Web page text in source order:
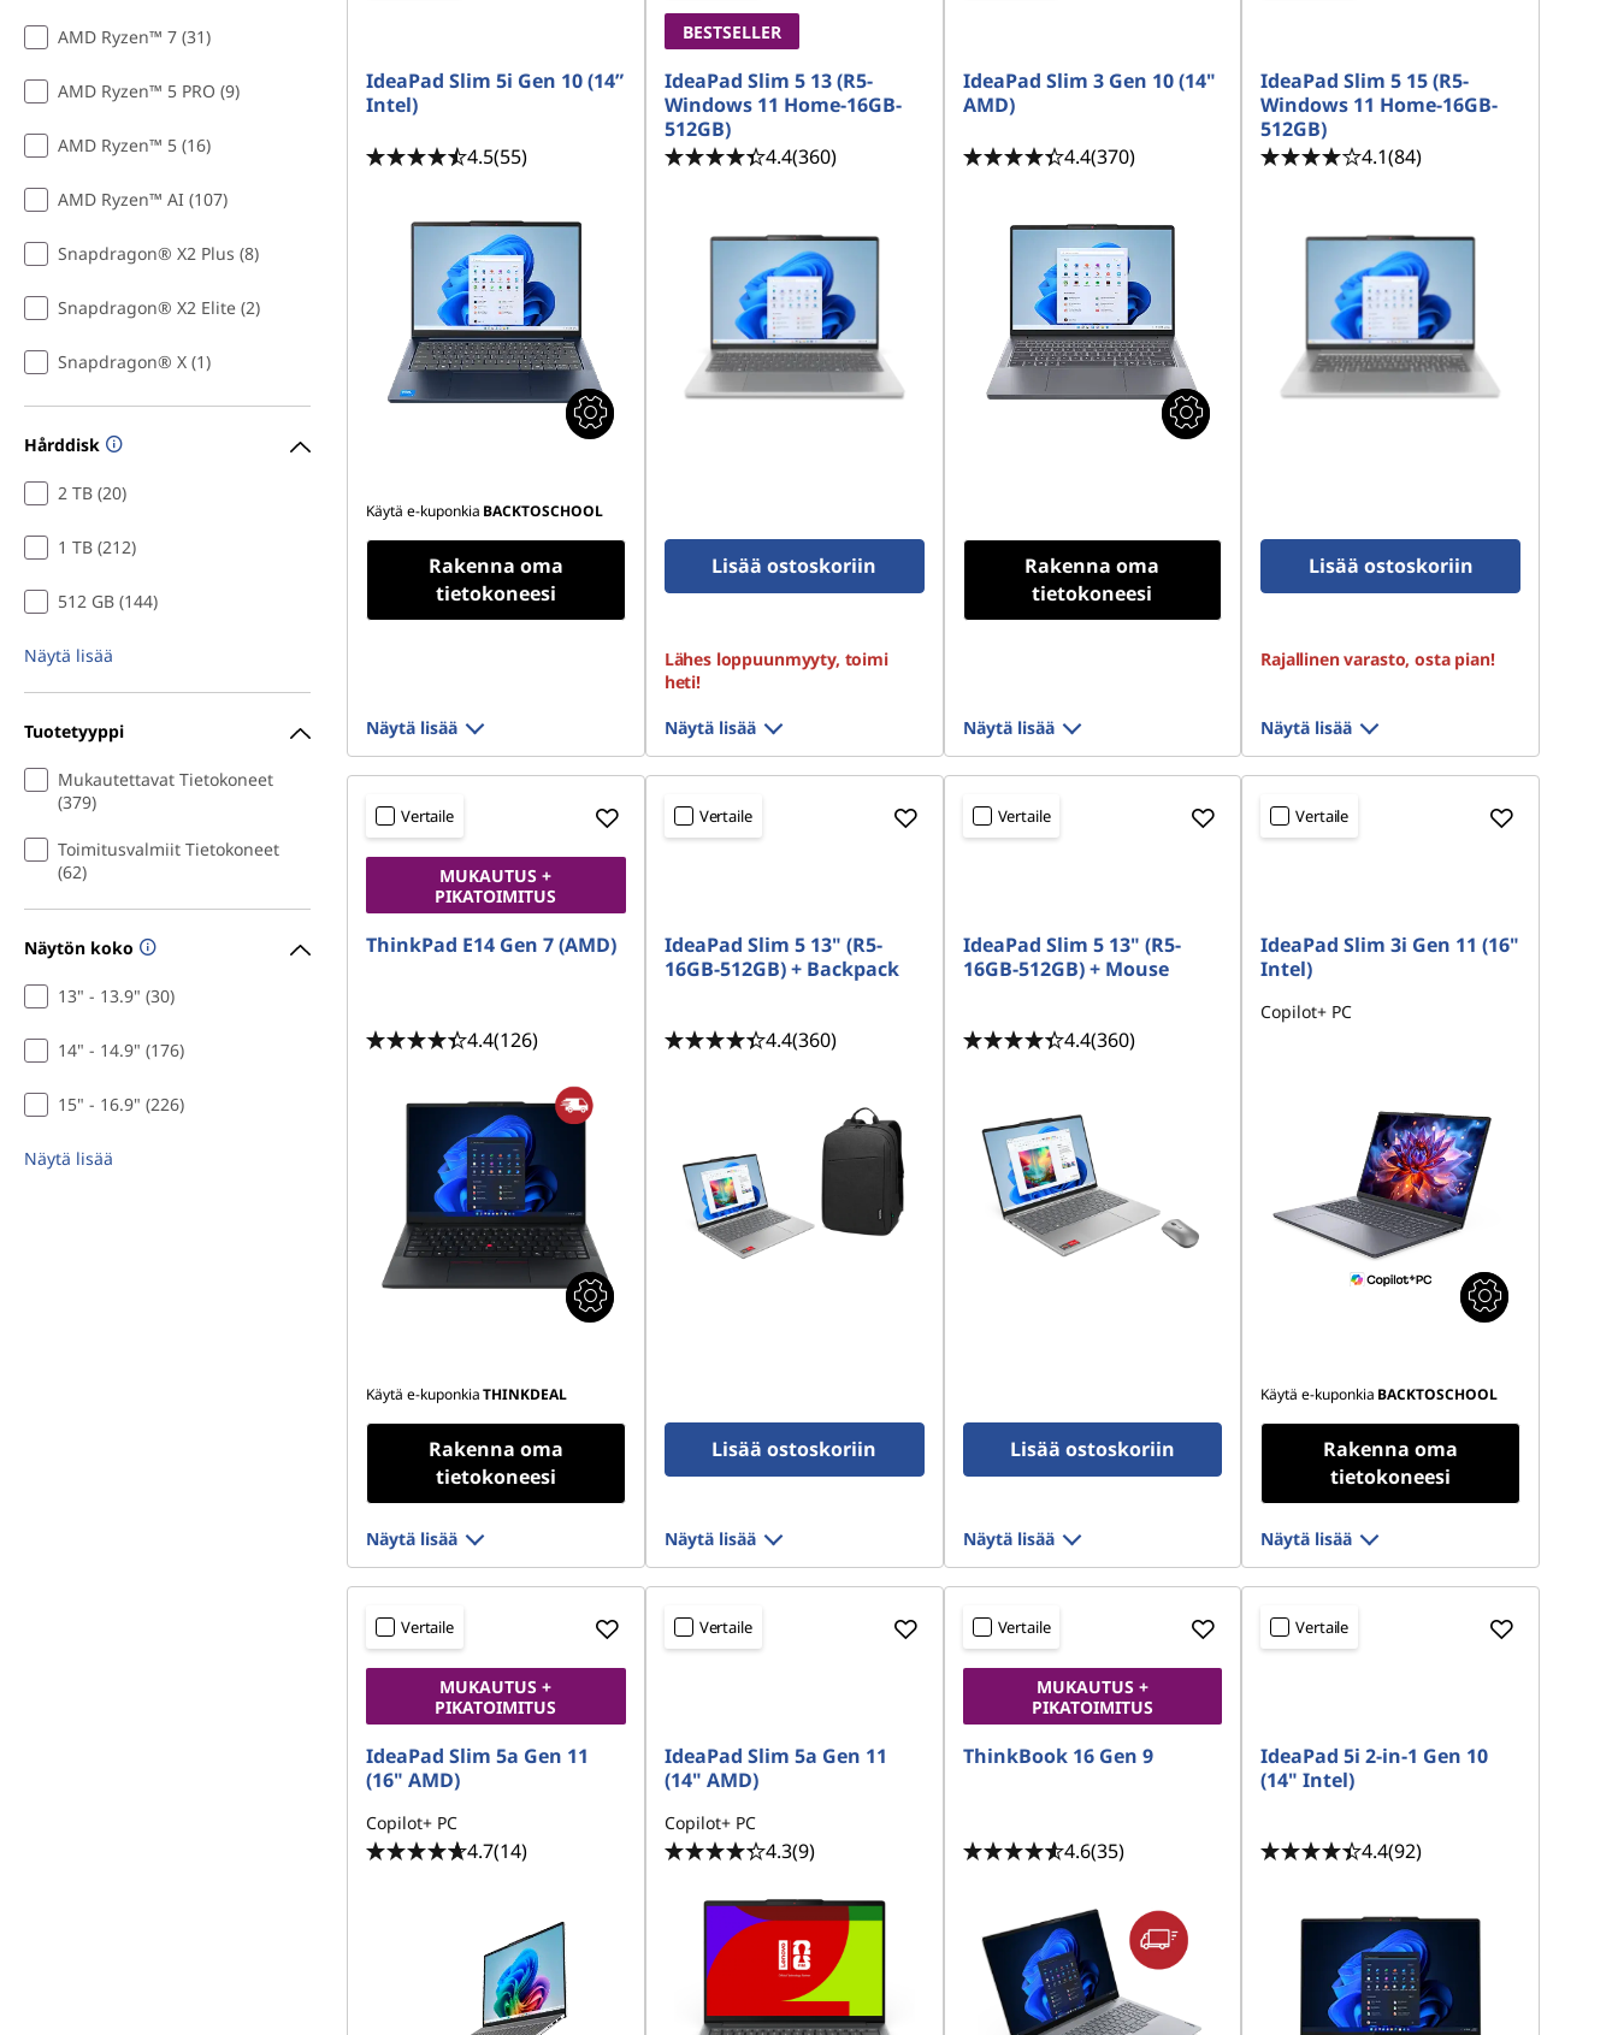
AMD Ryzen™ 7 (31)
AMD Ryzen™ 5 PRO (9)
AMD Ryzen™ 5 (16)
AMD Ryzen™ AI (107)
Snapdragon® X2 Plus (8)
Snapdragon® X2 Elite (2)
Snapdragon® X (1)
Hårddisk
2 TB (20)
1 TB (212)
512 GB (144)
Näytä lisää
Tuotetyyppi
Mukautettavat Tietokoneet
(379)
Toimitusvalmiit Tietokoneet
(62)
Näytön koko
13" - 13.9" (30)
14" - 14.9" (176)
15" - 16.9" (226)
Näytä lisää
IdeaPad Slim 5i Gen 10 (14”
Intel)
4.5(55)
Käytä e-kuponkia BACKTOSCHOOL
Rakenna oma
tietokoneesi
Näytä lisää
BESTSELLER
IdeaPad Slim 5 13 (R5-
Windows 11 Home-16GB-
512GB)
4.4(360)
Lisää ostoskoriin
Lähes loppuunmyyty, toimi
heti!
Näytä lisää
IdeaPad Slim 3 Gen 10 (14"
AMD)
4.4(370)
Rakenna oma
tietokoneesi
Näytä lisää
IdeaPad Slim 5 15 (R5-
Windows 11 Home-16GB-
512GB)
4.1(84)
Lisää ostoskoriin
Rajallinen varasto, osta pian!
Näytä lisää
Vertaile
MUKAUTUS +
PIKATOIMITUS
ThinkPad E14 Gen 7 (AMD)
4.4(126)
Käytä e-kuponkiaTHINKDEAL
Rakenna oma
tietokoneesi
Näytä lisää
Vertaile
IdeaPad Slim 5 13" (R5-
16GB-512GB) + Backpack
4.4(360)
Lisää ostoskoriin
Näytä lisää
Vertaile
IdeaPad Slim 5 13" (R5-
16GB-512GB) + Mouse
4.4(360)
Lisää ostoskoriin
Näytä lisää
Vertaile
IdeaPad Slim 3i Gen 11 (16"
Intel)
Copilot+ PC
Käytä e-kuponkia BACKTOSCHOOL
Rakenna oma
tietokoneesi
Näytä lisää
Vertaile
MUKAUTUS +
PIKATOIMITUS
IdeaPad Slim 5a Gen 11
(16" AMD)
Copilot+ PC
4.7(14)
Vertaile
IdeaPad Slim 5a Gen 11
(14" AMD)
Copilot+ PC
4.3(9)
Vertaile
MUKAUTUS +
PIKATOIMITUS
ThinkBook 16 Gen 9
4.6(35)
Vertaile
IdeaPad 5i 2-in-1 Gen 10
(14" Intel)
4.4(92)